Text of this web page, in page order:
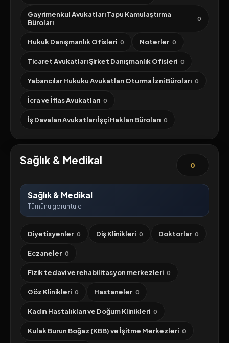
Gayrimenkul Avukatları Tapu Kamulaştırma
Büroları
0
Hukuk Danışmanlık Ofisleri 0 Noterler 0
Ticaret Avukatları Şirket Danışmanlık Ofisleri 0
Yabancılar Hukuku Avukatları Oturma İzni Büroları 0
İcra ve İflas Avukatları 0
İş Davaları Avukatları İşçi Hakları Büroları 0
Sağlık & Medikal 0
Sağlık & Medikal
Tümünü görüntüle
Diyetisyenler 0 Diş Klinikleri 0 Doktorlar 0
Eczaneler 0
Fizik tedavi ve rehabilitasyon merkezleri 0
Göz Klinikleri 0 Hastaneler 0
Kadın Hastalıkları ve Doğum Klinikleri 0
Kulak Burun Boğaz (KBB) ve İşitme Merkezleri 0